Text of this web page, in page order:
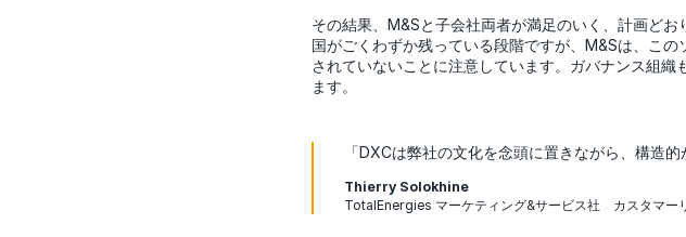
その結果、M&Sと子会社両者が満足のいく、計画ど
国がごくわずか残っている段階ですが、M&Sは、こ
されていないことに注意しています。ガバナンス組
ます。
「DXCは弊社の文化を念頭に置きながら、構造
Thierry Solokhine
TotalEnergies マーケティング&サービス社 カスタマー